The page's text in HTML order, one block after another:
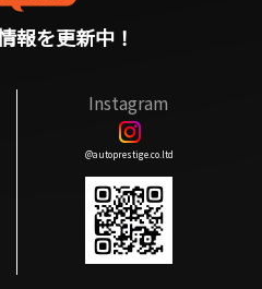
報を更新中！
Instagram
@autoprestige.co.ltd